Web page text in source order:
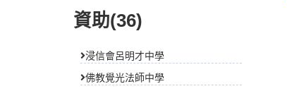
資助(36)
浸信會呂明才中學
佛教覺光法師中學